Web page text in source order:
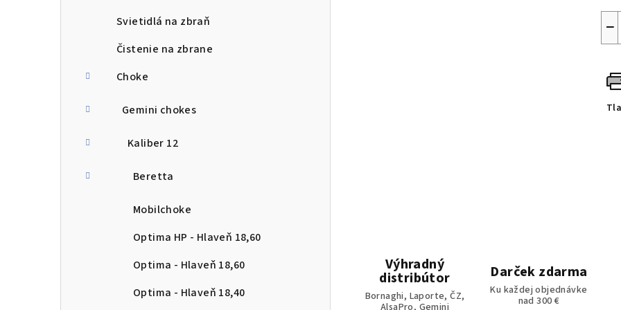
Svietidlá na zbraň
Čistenie na zbrane
Choke
Gemini chokes
Kaliber 12
Beretta
Mobilchoke
Optima HP - Hlaveň 18,60
Optima - Hlaveň 18,60
Optima - Hlaveň 18,40
−
Výhradný
distribútor
Bornaghi, Laporte, ČZ,
AlsaPro, Gemini
Darček zdarma
Ku každej objednávke
nad 300 €